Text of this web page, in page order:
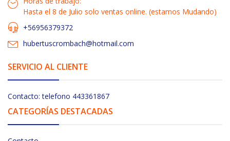
Hasta el 8 de Julio solo ventas online. (estamos Mudando)
+56956379372
hubertuscrombach@hotmail.com
SERVICIO AL CLIENTE
Contacto: telefono 443361867
CATEGORÍAS DESTACADAS